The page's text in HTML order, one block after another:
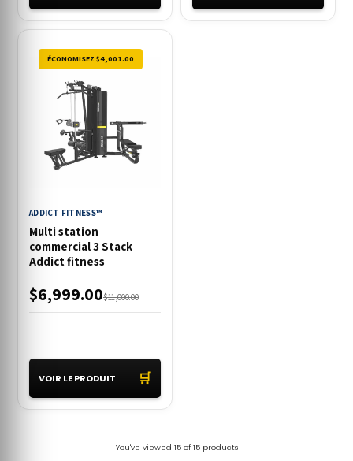
ÉCONOMISEZ $4,001.00
ADDICT FITNESS™
Multi station
commercial 3 Stack
Addict fitness
$11,000.00
$6,999.00
VOIR LE PRODUIT 🛒
You've viewed 15 of 15 products